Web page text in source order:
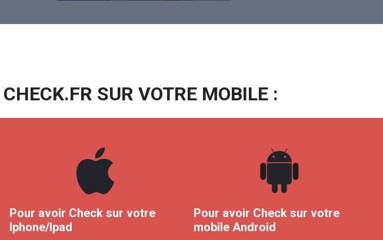
CHECK.FR SUR VOTRE MOBILE :
Pour avoir Check sur votre
Iphone/Ipad
Pour avoir Check sur votre
mobile Android